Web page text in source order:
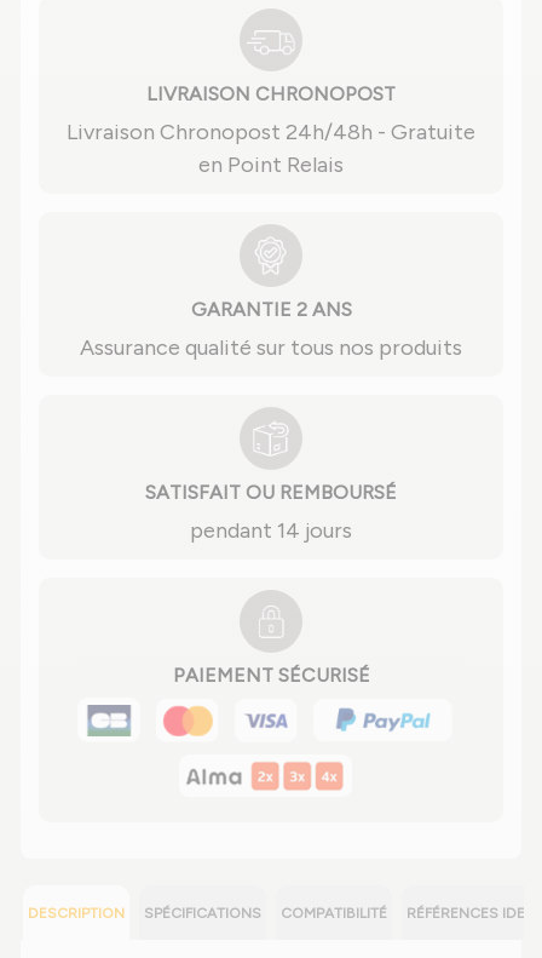
LIVRAISON CHRONOPOST
Livraison Chronopost 24h/48h - Gratuite
en Point Relais
GARANTIE 2 ANS
Assurance qualité sur tous nos produits
SATISFAIT OU REMBOURSÉ
pendant 14 jours
PAIEMENT SÉCURISÉ
DESCRIPTION SPÉCIFICATIONS COMPATIBILITÉ RÉFÉRENCES